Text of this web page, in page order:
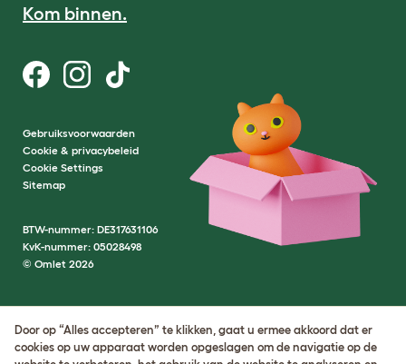
Kom binnen.
Gebruiksvoorwaarden
Cookie & privacybeleid
Cookie Settings
Sitemap
BTW-nummer: DE317631106
KvK-nummer: 05028498
© Omlet 2026
Door op “Alles accepteren” te klikken, gaat u ermee akkoord dat er
cookies op uw apparaat worden opgeslagen om de navigatie op de